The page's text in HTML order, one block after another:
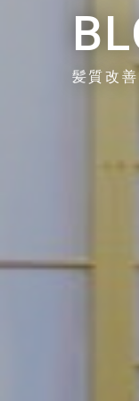
髪質改